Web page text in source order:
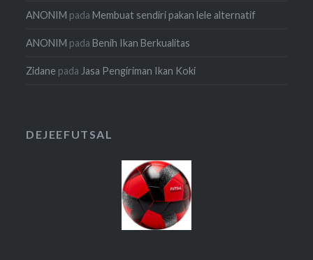
ANONIM padaMembuat sendiri pakan lele alternatif
ANONIM padaBenih Ikan Berkualitas
Zidane pada Jasa Pengiriman Ikan Koki
DEJEEFUTSAL